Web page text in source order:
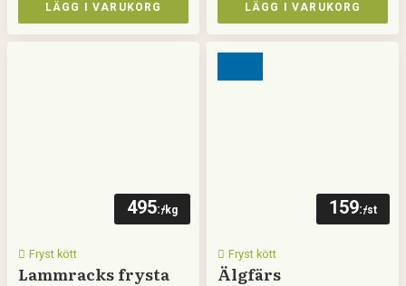
LÄGG I VARUKORG LÄGG I VARUKORG
495:-/kg
Fryst kött
Lammracks frysta
159:-/st
Fryst kött
Älgfärs